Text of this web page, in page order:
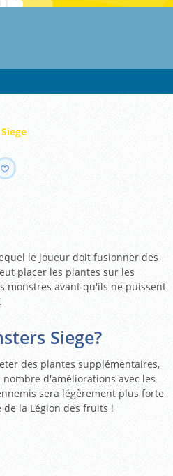
le joueur doit fusionner des
placer les plantes sur les
monstres avant qu'ils ne puissent
Siege?
des plantes supplémentaires,
d'améliorations avec les
sera légèrement plus forte
la Légion des fruits !